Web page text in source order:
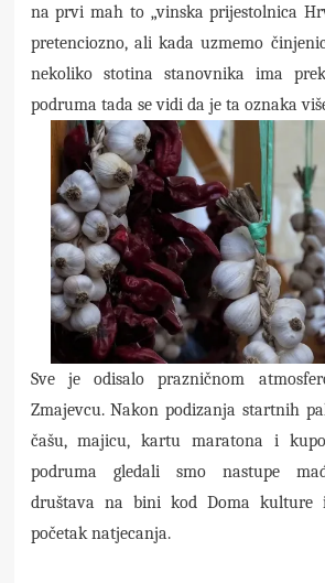
na prvi mah to „vinska prijestolnica
pretenciozno, ali kada uzmemo
nekoliko stotina stanovnika ima
podruma tada se vidi da je ta oznaka
Sve je odisalo prazničnom
Zmajevcu. Nakon podizanja startnih
čašu, majicu, kartu maratona i
podruma gledali smo nastupe
društava na bini kod Doma kulture
početak natjecanja.